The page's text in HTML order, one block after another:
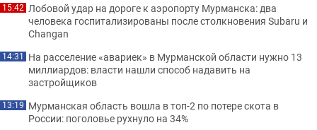
15:42 Лобовой удар на дороге к аэропорту Мурманска: два
человека госпитализированы после столкновения Subaru и
Changan
14:31 На расселение «авариек» в Мурманской области нужно 13
миллиардов: власти нашли способ надавить на
застройщиков
13:19 Мурманская область вошла в топ-2 по потере скота в
России: поголовье рухнуло на 34%